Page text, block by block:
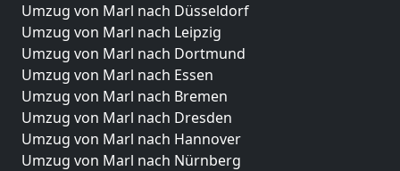
Umzug von Marl nach Düsseldorf
Umzug von Marl nach Leipzig
Umzug von Marl nach Dortmund
Umzug von Marl nach Essen
Umzug von Marl nach Bremen
Umzug von Marl nach Dresden
Umzug von Marl nach Hannover
Umzug von Marl nach Nürnberg